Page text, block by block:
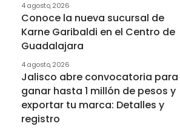
4 agosto, 2026
Conoce la nueva sucursal de
Karne Garibaldi en el Centro de
Guadalajara
4 agosto, 2026
Jalisco abre convocatoria para
ganar hasta 1 millón de pesos y
exportar tu marca: Detalles y
registro